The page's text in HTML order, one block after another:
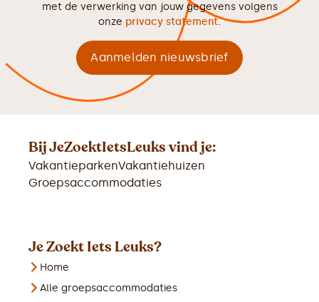
met de verwerking van jouw gegevens volgens
onze privacy statement.
Bij JeZoektIetsLeuks vind je:
VakantieparkenVakantiehuizen
Groepsaccommodaties
Je Zoekt Iets Leuks?
Home
Alle groepsaccommodaties